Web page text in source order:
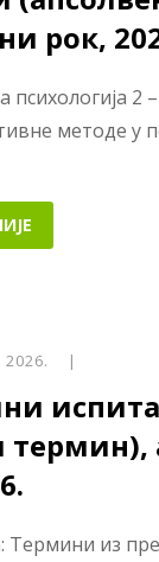
рок,
2 –
методе у
2026. |
термин),
Термини из